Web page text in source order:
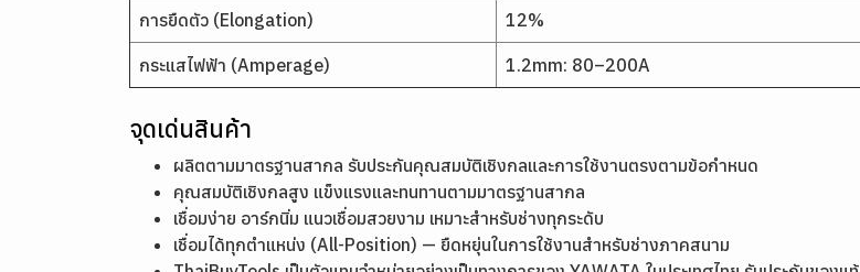
การยืดตัว (Elongation) 12%
กระแสไฟฟ้า (Amperage) 1.2mm: 80–200A
จุดเด่นสินค้า
ผลิตตามมาตรฐานสากล รับประกันคุณสมบัติเชิงกลและการใช้งานตรงตามข้อกำหนด
คุณสมบัติเชิงกลสูง แข็งแรงและทนทานตามมาตรฐานสากล
เชื่อมง่าย อาร์กนิ่ม แนวเชื่อมสวยงาม เหมาะสำหรับช่างทุกระดับ
เชื่อมได้ทุกตำแหน่ง (All-Position) — ยืดหยุ่นในการใช้งานสำหรับช่างภาคสนาม